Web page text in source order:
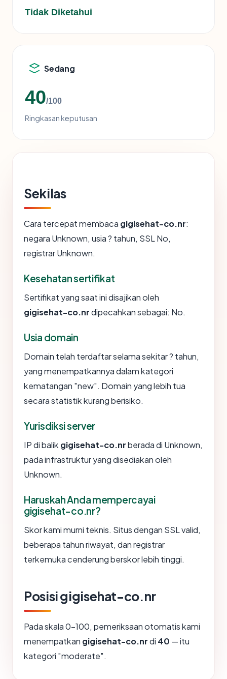
Tidak Diketahui
Sedang
40/100
Ringkasan keputusan
Sekilas
Cara tercepat membaca gigisehat-co.nr:
negara Unknown, usia ? tahun, SSL No,
registrar Unknown.
Kesehatan sertifikat
Sertifikat yang saat ini disajikan oleh
gigisehat-co.nrdipecahkan sebagai: No.
Usia domain
Domain telah terdaftar selama sekitar ? tahun,
yang menempatkannya dalam kategori
kematangan "new". Domain yang lebih tua
secara statistik kurang berisiko.
Yurisdiksi server
IP di balik gigisehat-co.nrberada di Unknown,
pada infrastruktur yang disediakan oleh
Unknown.
Haruskah Anda mempercayai
gigisehat-co.nr?
Skor kami murni teknis. Situs dengan SSL valid,
beberapa tahun riwayat, dan registrar
terkemuka cenderung berskor lebih tinggi.
Posisi gigisehat-co.nr
Pada skala 0-100, pemeriksaan otomatis kami
menempatkan gigisehat-co.nrdi 40 — itu
kategori "moderate".